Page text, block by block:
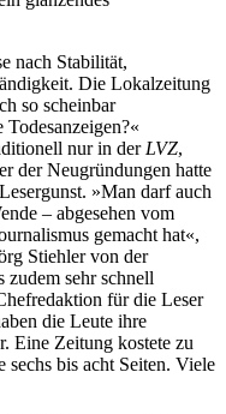
nach Stabilität,
Die Lokalzeitung
so scheinbar
nur in der LVZ,
der Neugründungen hatte
»Man darf auch
– abgesehen vom
gemacht hat«,
Stiehler von der
sehr schnell
für die Leser
die Leute ihre
Eine Zeitung kostete zu
bis acht Seiten. Viele